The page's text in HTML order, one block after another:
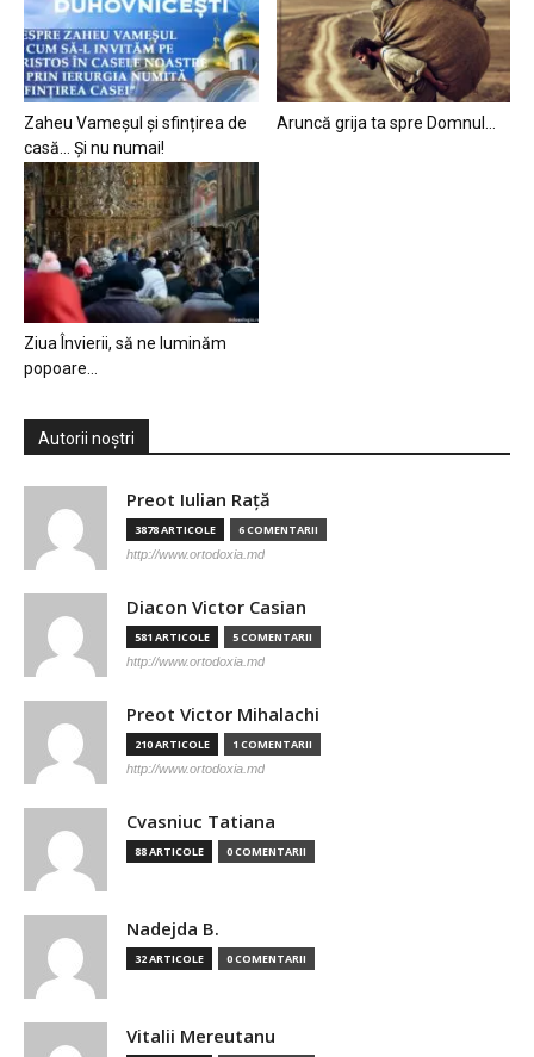
Zaheu Vameșul și sfințirea de
casă… Și nu numai!
Aruncă grija ta spre Domnul…
Ziua Învierii, să ne luminăm
popoare…
Autorii noștri
Preot Iulian Raţă
3878 ARTICOLE 6 COMENTARII
http://www.ortodoxia.md
Diacon Victor Casian
581 ARTICOLE 5 COMENTARII
http://www.ortodoxia.md
Preot Victor Mihalachi
210 ARTICOLE 1 COMENTARII
http://www.ortodoxia.md
Cvasniuc Tatiana
88 ARTICOLE 0 COMENTARII
Nadejda B.
32 ARTICOLE 0 COMENTARII
Vitalii Mereutanu